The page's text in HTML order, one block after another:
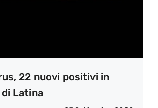
22 nuovi positivi in
Latina